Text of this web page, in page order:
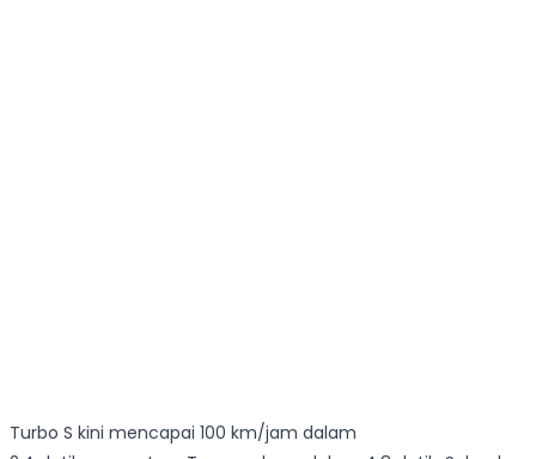
Turbo S kini mencapai 100 km/jam dalam